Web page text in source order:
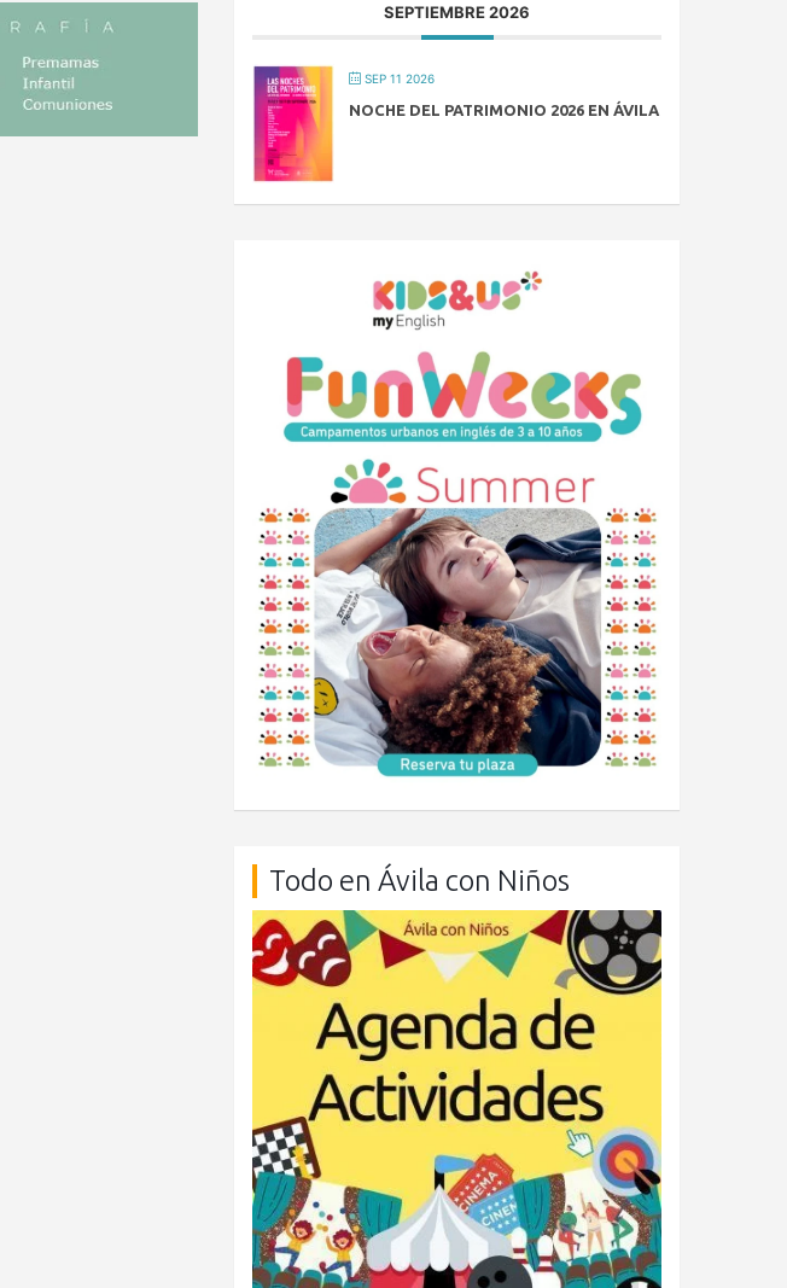
SEPTIEMBRE 2026
SEP 11 2026
NOCHE DEL PATRIMONIO 2026 EN ÁVILA
Todo en Ávila con Niños